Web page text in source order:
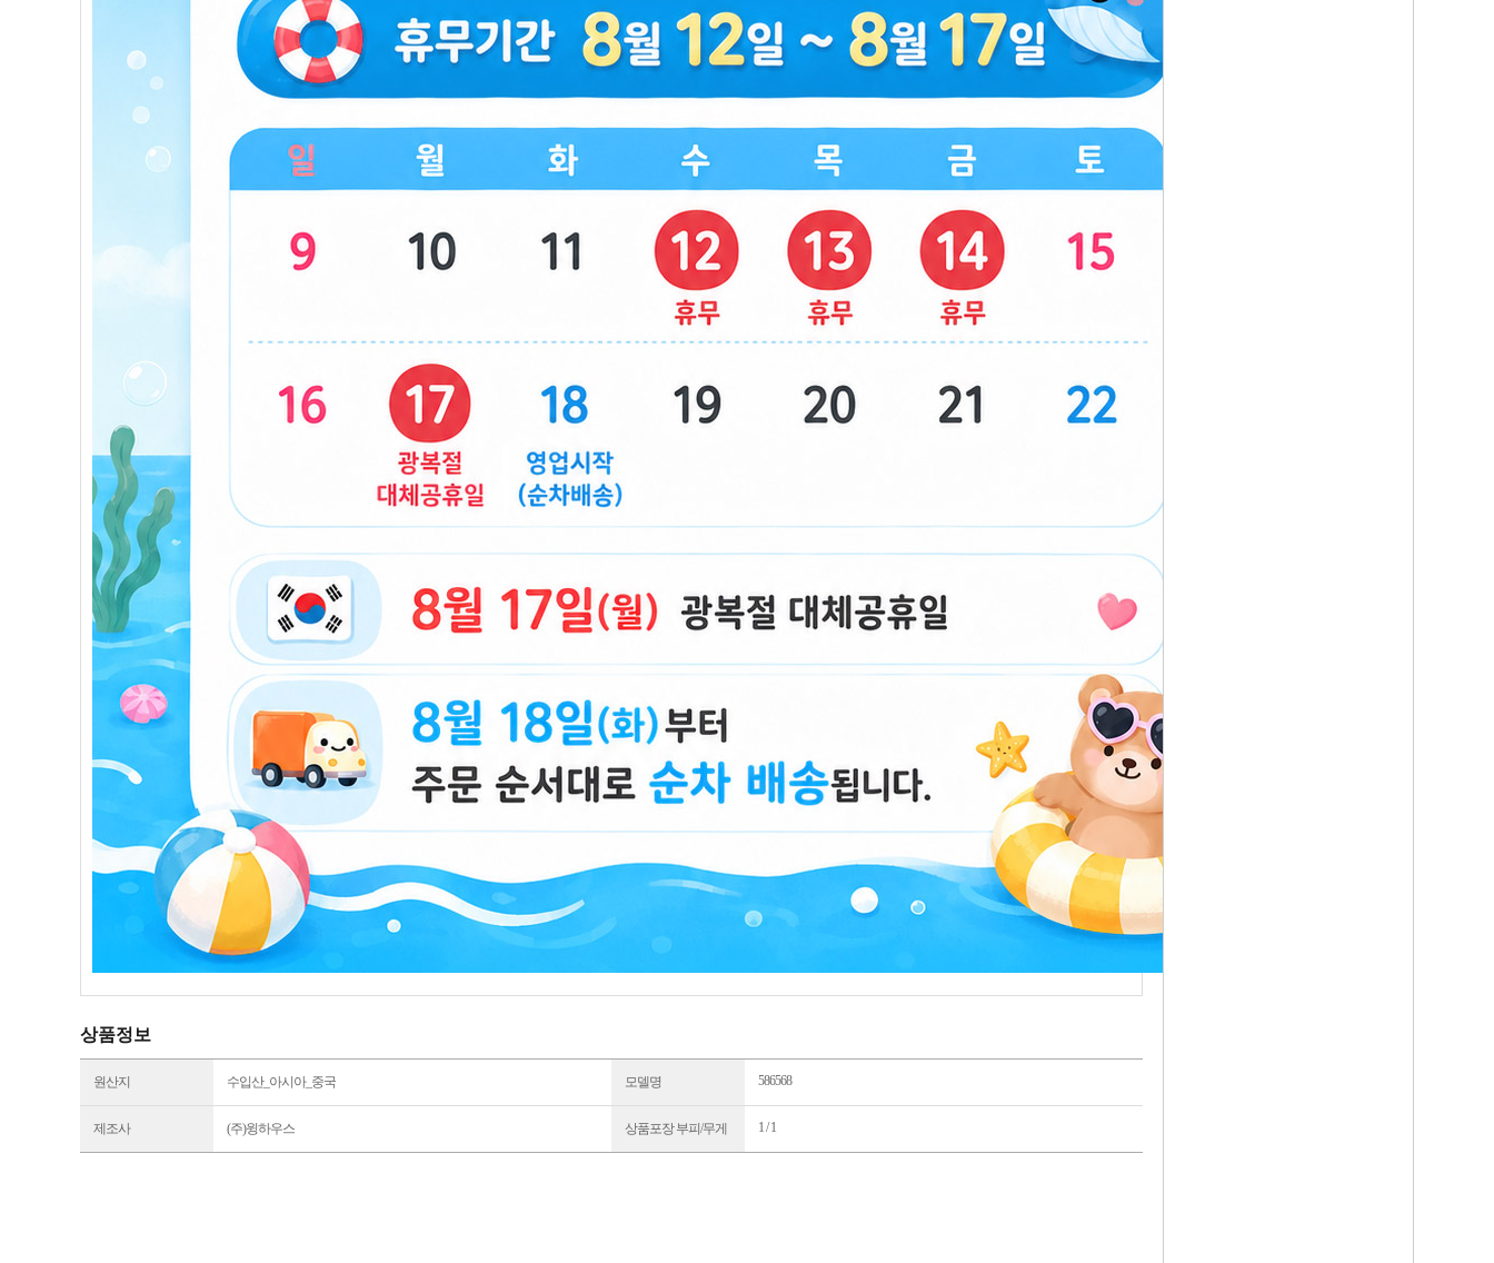
상품정보
원산지 수입산_아시아_중국 모델명 586568
제조사 (주)윙하우스 상품포장 부피/무게 1 / 1